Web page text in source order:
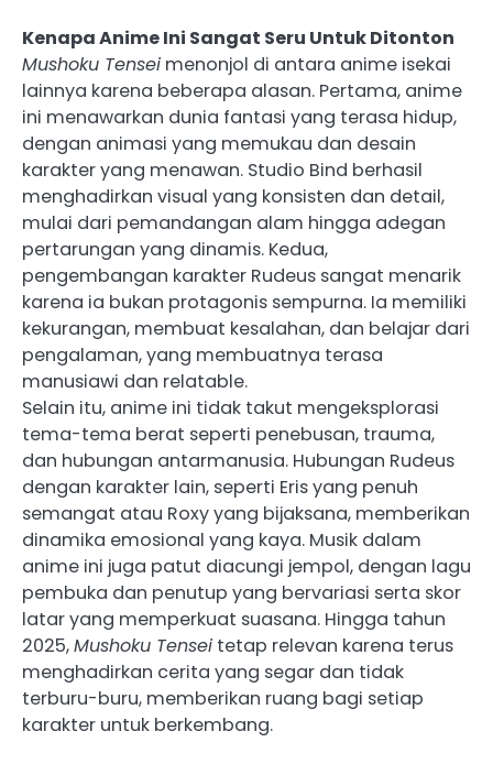
Kenapa Anime Ini Sangat Seru Untuk Ditonton
Mushoku Tensei menonjol di antara anime isekai
lainnya karena beberapa alasan. Pertama, anime
ini menawarkan dunia fantasi yang terasa hidup,
dengan animasi yang memukau dan desain
karakter yang menawan. Studio Bind berhasil
menghadirkan visual yang konsisten dan detail,
mulai dari pemandangan alam hingga adegan
pertarungan yang dinamis. Kedua,
pengembangan karakter Rudeus sangat menarik
karena ia bukan protagonis sempurna. Ia memiliki
kekurangan, membuat kesalahan, dan belajar dari
pengalaman, yang membuatnya terasa
manusiawi dan relatable.
Selain itu, anime ini tidak takut mengeksplorasi
tema-tema berat seperti penebusan, trauma,
dan hubungan antarmanusia. Hubungan Rudeus
dengan karakter lain, seperti Eris yang penuh
semangat atau Roxy yang bijaksana, memberikan
dinamika emosional yang kaya. Musik dalam
anime ini juga patut diacungi jempol, dengan lagu
pembuka dan penutup yang bervariasi serta skor
latar yang memperkuat suasana. Hingga tahun
2025,Mushoku Tensei tetap relevan karena terus
menghadirkan cerita yang segar dan tidak
terburu-buru, memberikan ruang bagi setiap
karakter untuk berkembang.